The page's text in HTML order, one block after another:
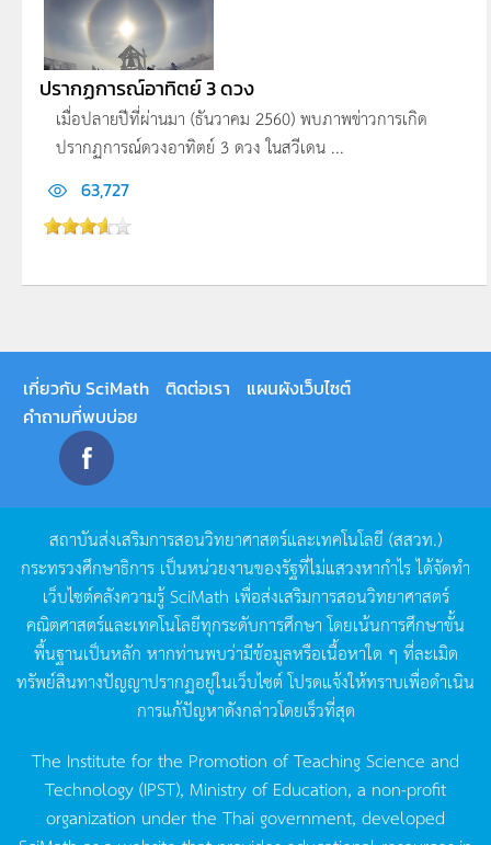
ปรากฏการณ์อาทิตย์ 3 ดวง
เมื่อปลายปีที่ผ่านมา (ธันวาคม 2560) พบภาพข่าวการเกิด
ปรากฏการณ์ดวงอาทิตย์ 3 ดวง ในสวีเดน ...
63,727
เกี่ยวกับ SciMath ติดต่อเรา
แผนผังเว็บไซต์
คำถามที่พบบ่อย
สถาบันส่งเสริมการสอนวิทยาศาสตร์และเทคโนโลยี (สสวท.)
กระทรวงศึกษาธิการ เป็นหน่วยงานของรัฐที่ไม่แสวงหากำไรได้จัดทำ
เว็บไซต์คลังความรู้SciMath เพื่อส่งเสริมการสอนวิทยาศาสตร์
คณิตศาสตร์และเทคโนโลยีทุกระดับการศึกษา โดยเน้นการศึกษาขั้น
พื้นฐานเป็นหลัก หากท่านพบว่ามีข้อมูลหรือเนื้อหาใด ๆ ที่ละเมิด
ทรัพย์สินทางปัญญาปรากฏอยู่ในเว็บไซต์โปรดแจ้งให้ทราบเพื่อดำเนิน
การแก้ปัญหาดังกล่าวโดยเร็วที่สุด
The Institute for the Promotion of Teaching Science and
Technology (IPST), Ministry of Education, a non-profit
organization under the Thai government, developed